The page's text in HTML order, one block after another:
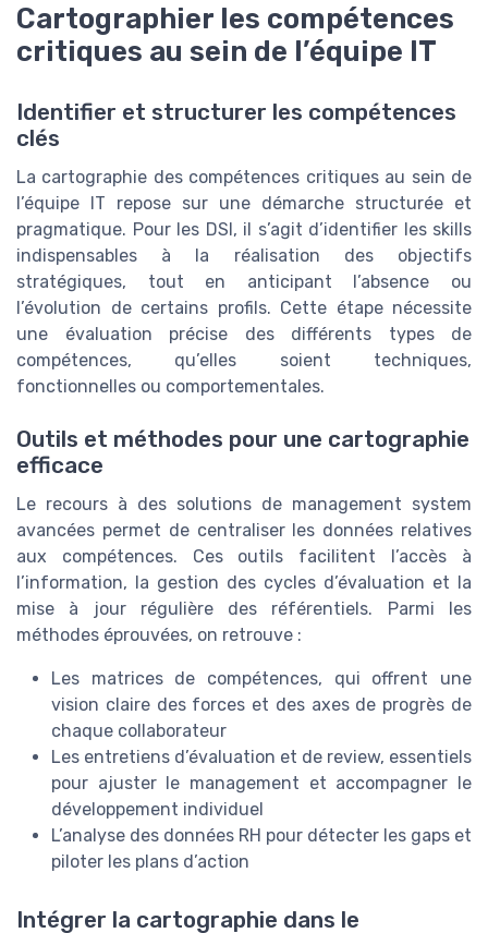
Cartographier les compétences
critiques au sein de l’équipe IT
Identifier et structurer les compétences
clés
La cartographie des compétences critiques au sein de
l’équipe IT repose sur une démarche structurée et
pragmatique. Pour les DSI, il s’agit d’identifier les skills
indispensables à la réalisation des objectifs
stratégiques, tout en anticipant l’absence ou
l’évolution de certains profils. Cette étape nécessite
une évaluation précise des différents types de
compétences, qu’elles soient techniques,
fonctionnelles ou comportementales.
Outils et méthodes pour une cartographie
efficace
Le recours à des solutions de management system
avancées permet de centraliser les données relatives
aux compétences. Ces outils facilitent l’accès à
l’information, la gestion des cycles d’évaluation et la
mise à jour régulière des référentiels. Parmi les
méthodes éprouvées, on retrouve :
Les matrices de compétences, qui offrent une
vision claire des forces et des axes de progrès de
chaque collaborateur
Les entretiens d’évaluation et de review, essentiels
pour ajuster le management et accompagner le
développement individuel
L’analyse des données RH pour détecter les gaps et
piloter les plans d’action
Intégrer la cartographie dans le